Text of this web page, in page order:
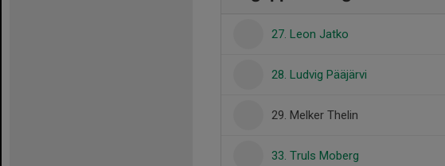
27. Leon Jatko
28. Ludvig Pääjärvi
29. Melker Thelin
33. Truls Moberg